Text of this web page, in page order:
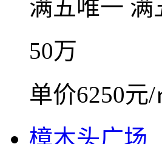
满五唯一 满
50万
单价6250元/
樟木头广场